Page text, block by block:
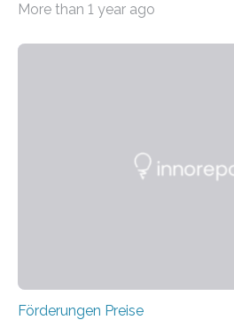
Leben gerufen, um die
Foundation, des BIAL Award in
More than 1 year ago
Förderungen Preise